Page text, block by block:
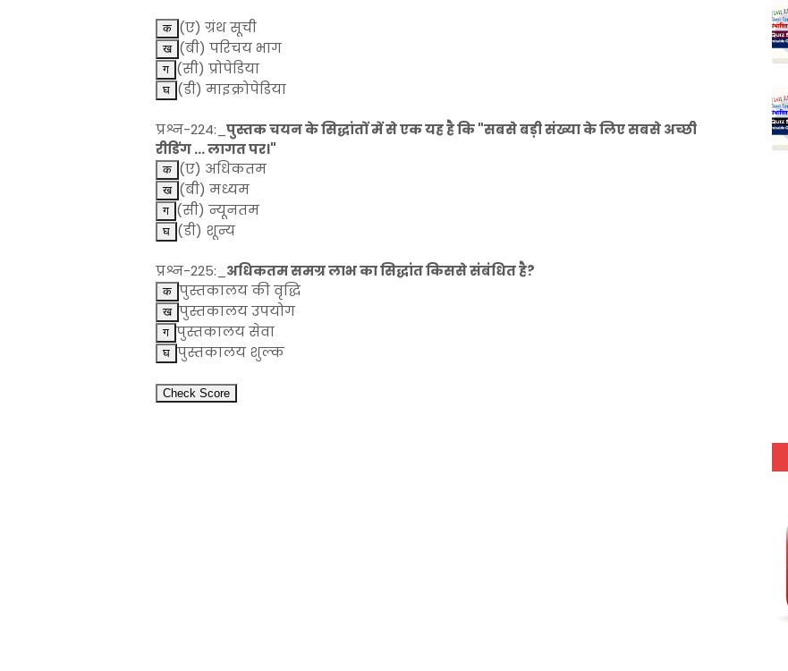
(ए) ग्रंथ सूची
(बी) परिचय भाग
(सी) प्रोपेडिया
(डी) माइक्रोपेडिया
प्रश्न-224:_ पुस्तक चयन के सिद्धांतों में से एक यह है कि "सबसे बड़ी संख्या के लिए सबसे अच्छी
रीडिंग ... लागत पर।"
(ए) अधिकतम
(बी) मध्यम
(सी) न्यूनतम
(डी) शून्य
प्रश्न-225:_ अधिकतम समग्र लाभ का सिद्धांत किससे संबंधित है?
पुस्तकालय की वृद्धि
पुस्तकालय उपयोग
पुस्तकालय सेवा
पुस्तकालय शुल्क